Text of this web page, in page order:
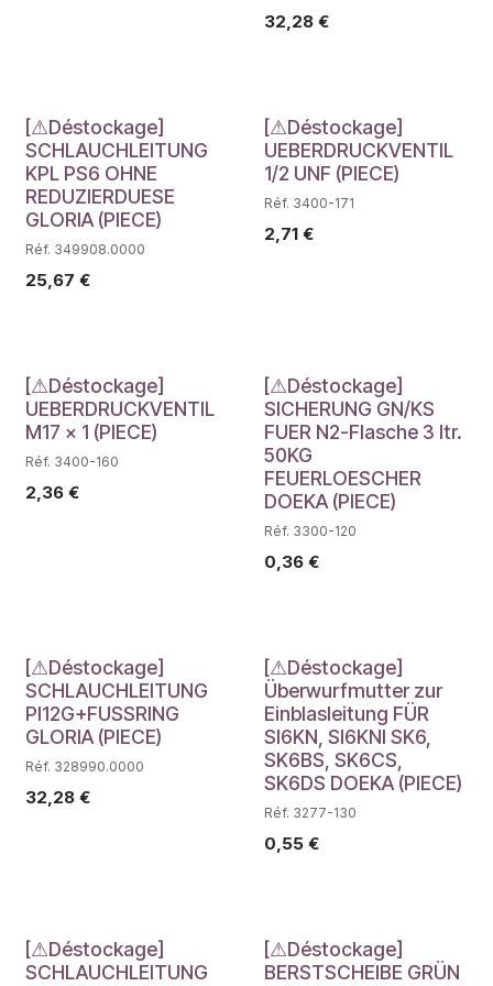
32,28€
Déstockage
[⚠Déstockage]
SCHLAUCHLEITUNG
KPL PS6 OHNE
REDUZIERDUESE
GLORIA (PIECE)
Réf. 349908.0000
25,67 €
Déstockage
[⚠Déstockage]
UEBERDRUCKVENTIL
1/2 UNF (PIECE)
Réf. 3400-171
2,71€
Déstockage
[⚠Déstockage]
UEBERDRUCKVENTIL
M17 x 1 (PIECE)
Réf. 3400-160
2,36 €
Déstockage
[⚠Déstockage]
SICHERUNG GN/KS
FUER N2-Flasche 3 ltr.
50KG
FEUERLOESCHER
DOEKA (PIECE)
Réf. 3300-120
0,36€
Déstockage
[⚠Déstockage]
SCHLAUCHLEITUNG
PI12G+FUSSRING
GLORIA (PIECE)
Réf. 328990.0000
32,28 €
Déstockage
[⚠Déstockage]
Überwurfmutter zur
Einblasleitung FÜR
SI6KN, SI6KNI SK6,
SK6BS, SK6CS,
SK6DS DOEKA (PIECE)
Réf. 3277-130
0,55€
Déstockage
[⚠Déstockage]
SCHLAUCHLEITUNG
Déstockage
[⚠Déstockage]
BERSTSCHEIBE GRÜN